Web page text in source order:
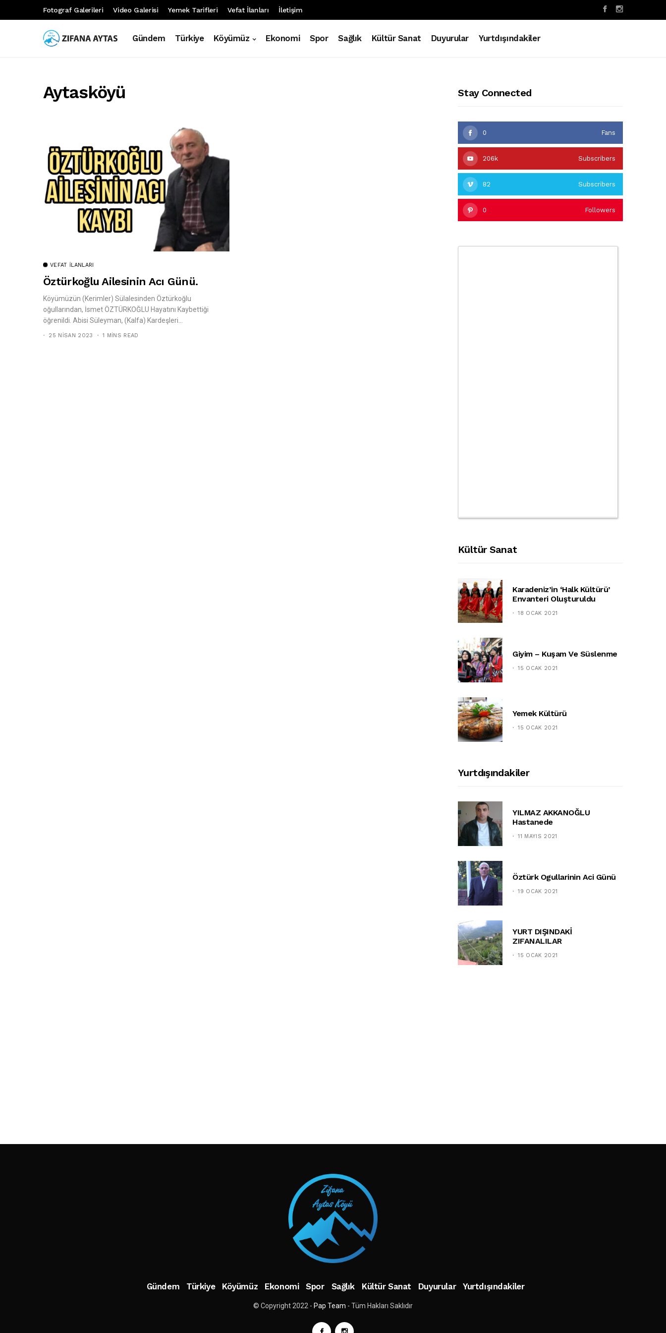
Fotograf Galerileri Video Galerisi Yemek Tarifleri Vefat İlanları İletişim
Gündem Türkiye Köyümüz Ekonomi Spor Sağlık Kültür Sanat Duyurular Yurtdışındakiler
Aytasköyü
VEFAT İLANLARI
Öztürkoğlu Ailesinin Acı Günü.
Köyümüzün (Kerimler) Sülalesinden Öztürkoğlu
oğullarından, İsmet ÖZTÜRKOĞLU Hayatını Kaybettiği
öğrenildi. Abisi Süleyman, (Kalfa) Kardeşleri...
25 NISAN 2023 1 MINS READ
Stay Connected
0 Fans
206k Subscribers
82 Subscribers
0 Followers
Kültür Sanat
Karadeniz’in ‘halk Kültürü’
Envanteri Oluşturuldu
18 OCAK 2021
Giyim – Kuşam Ve Süslenme
15 OCAK 2021
Yemek Kültürü
15 OCAK 2021
Yurtdışındakiler
YILMAZ AKKANOĞLU
Hastanede
11 MAYIS 2021
Öztürk Ogullarinin Aci Günü
19 OCAK 2021
YURT DIŞINDAKİ
ZIFANALILAR
15 OCAK 2021
TAKIP ET
Gündem Türkiye Köyümüz Ekonomi Spor Sağlık Kültür Sanat Duyurular Yurtdışındakiler
© Copyright 2022 - Pap Team - Tüm Hakları Saklıdır